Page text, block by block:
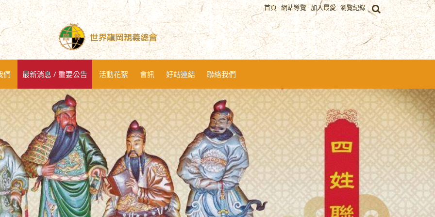
首頁 網站導覽 加入最愛 瀏覽紀錄
們 最新消息 / 重要公告 活動花絮 會訊 好站連結 聯絡我們